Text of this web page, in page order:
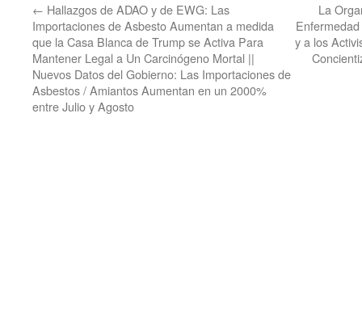
← Hallazgos de ADAO y de EWG: Las
Importaciones de Asbesto Aumentan a medida
que la Casa Blanca de Trump se Activa Para
Mantener Legal a Un Carcinógeno Mortal ||
Nuevos Datos del Gobierno: Las Importaciones de
Asbestos / Amiantos Aumentan en un 2000%
entre Julio y Agosto
La
y a los